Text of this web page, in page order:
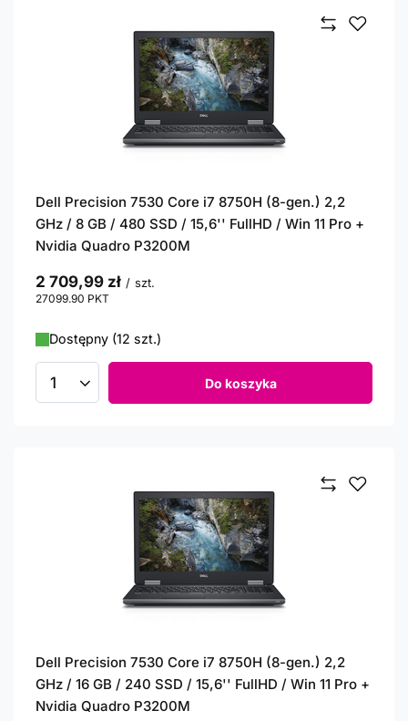
Dell Precision 7530 Core i7 8750H (8-gen.) 2,2
GHz / 8 GB / 480 SSD / 15,6'' FullHD / Win 11 Pro +
Nvidia Quadro P3200M
2 709,99 zł / szt.
27099.90 PKT
Dostępny (12 szt.)
Ilość produktów Do koszyka
Dell Precision 7530 Core i7 8750H (8-gen.) 2,2
GHz / 16 GB / 240 SSD / 15,6'' FullHD / Win 11 Pro +
Nvidia Quadro P3200M